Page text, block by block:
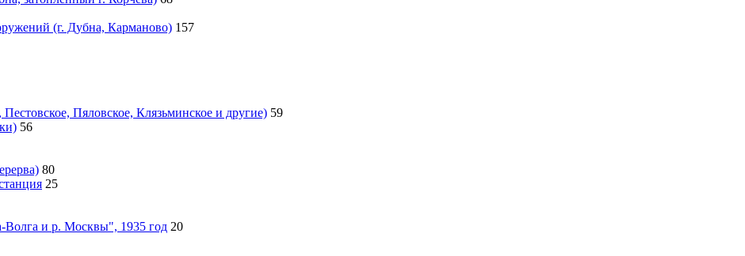
(г. Дубна, Карманово) 157
Пяловское, Клязьминское и другие) 59
56
80
25
Волга и р. Москвы", 1935 год 20